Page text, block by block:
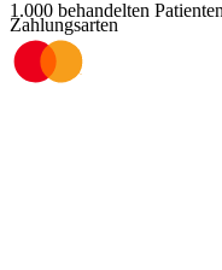
1.000 behandelten
Zahlungsarten